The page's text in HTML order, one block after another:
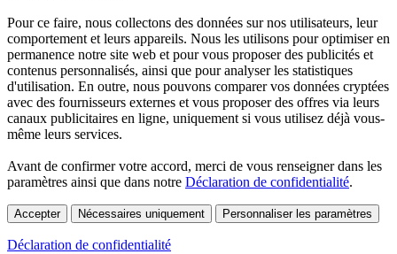
Pour ce faire, nous collectons des données sur nos utilisateurs, leur
comportement et leurs appareils. Nous les utilisons pour optimiser en
permanence notre site web et pour vous proposer des publicités et
contenus personnalisés, ainsi que pour analyser les statistiques
d'utilisation. En outre, nous pouvons comparer vos données cryptées
avec des fournisseurs externes et vous proposer des offres via leurs
canaux publicitaires en ligne, uniquement si vous utilisez déjà vous-
même leurs services.
Avant de confirmer votre accord, merci de vous renseigner dans les
paramètres ainsi que dans notre Déclaration de confidentialité.
Accepter Nécessaires uniquement Personnaliser les paramètres
Déclaration de confidentialité